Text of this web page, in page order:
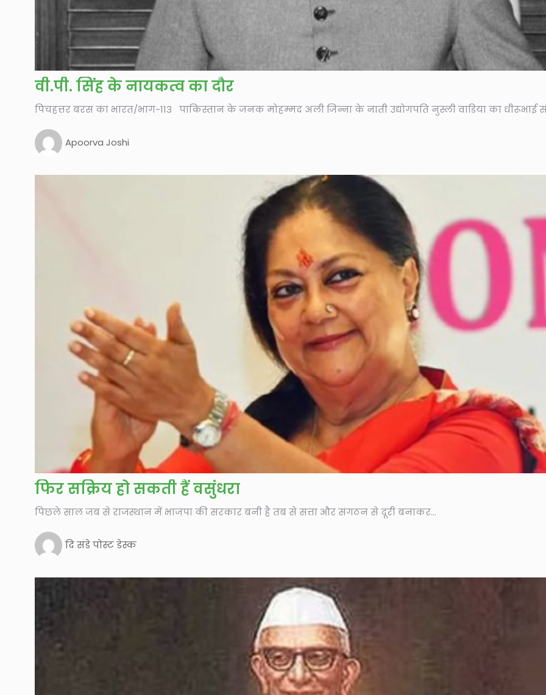
वी.पी. सिंह के नायकत्व का दौर
पिचहत्तर बरस का भारत/भाग-113 पाकिस्तान के जनक मोहम्मद अली जिन्ना के नाती उद्योगपति नुस्ली वाडिया का धीरूभाई
Apoorva Joshi
फिर सक्रिय हो सकती हैं वसुंधरा
पिछले साल जब से राजस्थान में भाजपा की सरकार बनी है तब से सत्ता और संगठन से दूरी बनाकर...
दि संडे पोस्ट डेस्क